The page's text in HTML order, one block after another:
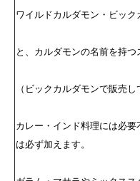
ワイルドカルダモン・ビッ
と、カルダモンの名前を持つ
（ビックカルダモンで販売し
カレー・インド料理には必
は必ず加えます。